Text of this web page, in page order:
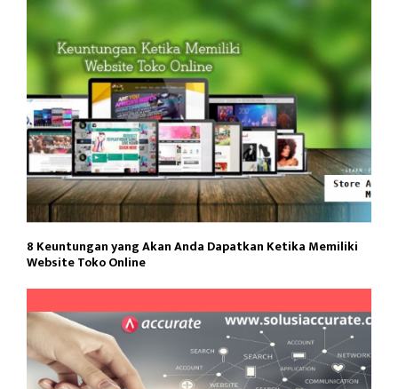
8 Keuntungan yang Akan Anda Dapatkan Ketika Memiliki
Website Toko Online